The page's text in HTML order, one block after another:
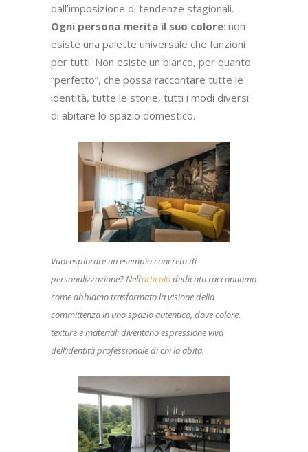
dall’imposizione di tendenze stagionali.
Ogni persona merita il suo colore: non
esiste una palette universale che funzioni
per tutti. Non esiste un bianco, per quanto
“perfetto”, che possa raccontare tutte le
identità, tutte le storie, tutti i modi diversi
di abitare lo spazio domestico.
Vuoi esplorare un esempio concreto di
personalizzazione? Nell’articolodedicato raccontiamo
come abbiamo trasformato la visione della
committenza in uno spazio autentico, dove colore,
texture e materiali diventano espressione viva
dell’identità professionale di chi lo abita.